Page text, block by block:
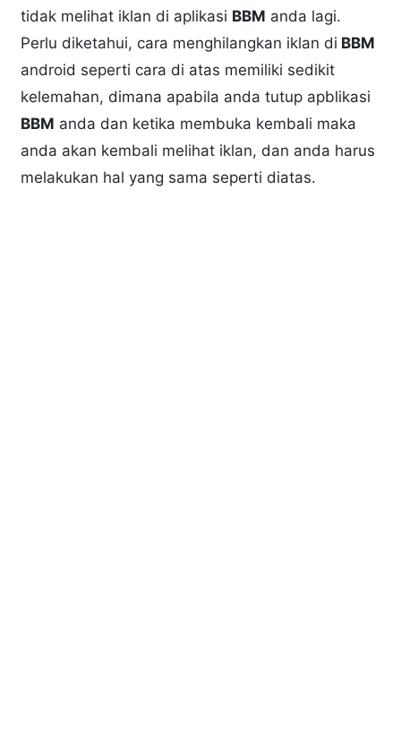
tidak melihat iklan di aplikasi BBM anda lagi.
Perlu diketahui, cara menghilangkan iklan di BBM
android seperti cara di atas memiliki sedikit
kelemahan, dimana apabila anda tutup apblikasi
BBM anda dan ketika membuka kembali maka
anda akan kembali melihat iklan, dan anda harus
melakukan hal yang sama seperti diatas.